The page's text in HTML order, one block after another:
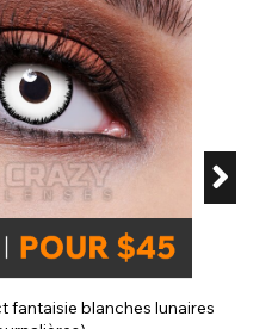
fantaisie blanches lunaires